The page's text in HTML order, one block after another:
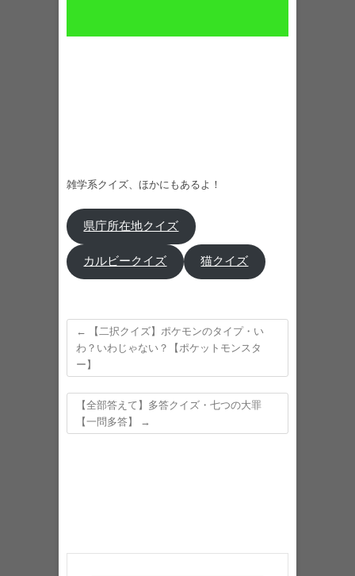
雑学系クイズ、ほかにもあるよ！
県庁所在地クイズ
カルビークイズ 猫クイズ
←
【二択クイズ】ポケモンのタイプ・い
わ？いわじゃない？【ポケットモンスタ
ー】
【全部答えて】多答クイズ・七つの大罪
【一問多答】
→